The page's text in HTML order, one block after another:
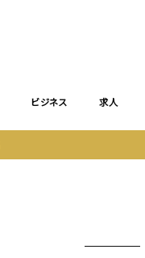
ビジネス 求人